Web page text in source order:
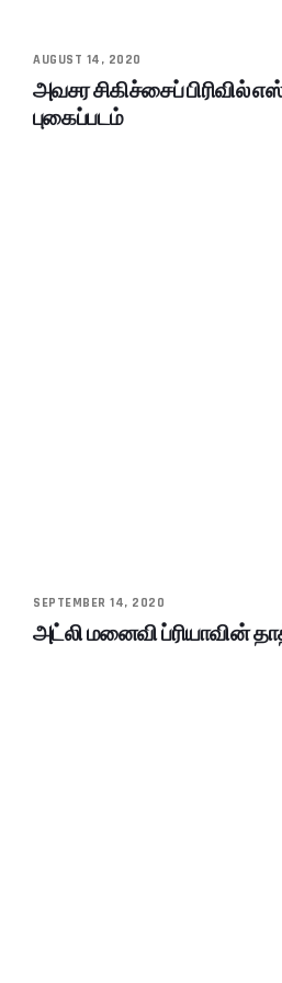
AUGUST 14, 2020
அவசர சிகிச்சைப் பிரிவில்
புகைப்படம்
SEPTEMBER 14, 2020
அட்லி மனைவி ப்ரியாவின்